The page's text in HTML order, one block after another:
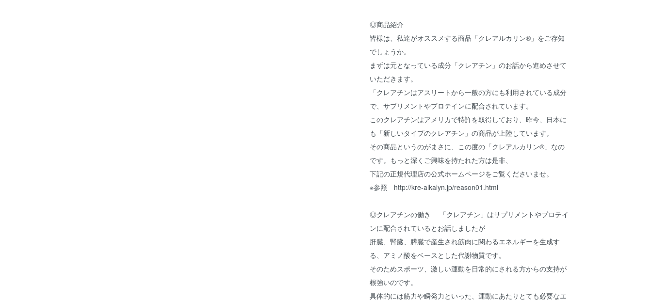
◎商品紹介
皆様は、私達がオススメする商品「クレアルカリン®」をご存知
でしょうか。
まずは元となっている成分「クレアチン」のお話から進めさせて
いただきます。
「クレアチンはアスリートから一般の方にも利用されている成分
で、サプリメントやプロテインに配合されています。
このクレアチンはアメリカで特許を取得しており、昨今、日本に
も「新しいタイプのクレアチン」の商品が上陸しています。
その商品というのがまさに、この度の「クレアルカリン®」なの
です。もっと深くご興味を持たれた方は是非、
下記の正規代理店の公式ホームページをご覧くださいませ。
※参照 http://kre-alkalyn.jp/reason01.html
◎クレアチンの働き 「クレアチン」はサプリメントやプロテイ
ンに配合されているとお話しましたが
肝臓、腎臓、膵臓で産生され筋肉に関わるエネルギーを生成す
る、アミノ酸をベースとした代謝物質です。
そのためスポーツ、激しい運動を日常的にされる方からの支持が
根強いのです。
具体的には筋力や瞬発力といった、運動にあたりとても必要なエ